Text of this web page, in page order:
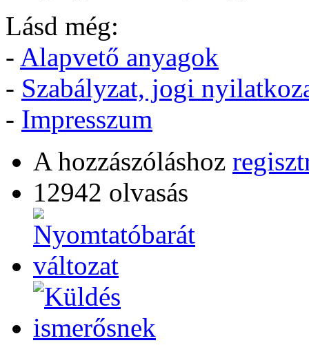
Lásd még:
- Alapvető anyagok
- Szabályzat, jogi
- Impresszum
A hozzászóláshoz
12942 olvasás